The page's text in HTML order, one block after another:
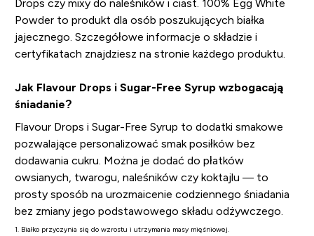
Drops czy mixy do naleśników i ciast. 100% Egg White
Powder to produkt dla osób poszukujących białka
jajecznego. Szczegółowe informacje o składzie i
certyfikatach znajdziesz na stronie każdego produktu.
Jak Flavour Drops i Sugar-Free Syrup wzbogacają
śniadanie?
Flavour Drops i Sugar-Free Syrup to dodatki smakowe
pozwalające personalizować smak posiłków bez
dodawania cukru. Można je dodać do płatków
owsianych, twarogu, naleśników czy koktajlu — to
prosty sposób na urozmaicenie codziennego śniadania
bez zmiany jego podstawowego składu odżywczego.
1. Białko przyczynia się do wzrostu i utrzymania masy mięśniowej.